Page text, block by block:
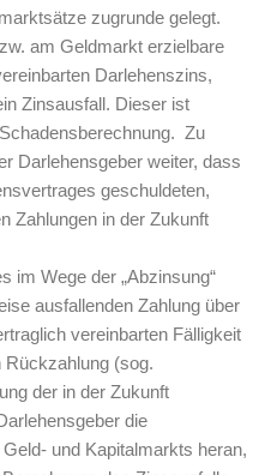
zugrunde gelegt.
am Geldmarkt erzielbare
Darlehenszins,
Zinsausfall. Dieser ist
Zu
Darlehensgeber weiter, dass
geschuldeten,
Zahlungen in der Zukunft
im Wege der „Abzinsung“
ausfallenden Zahlung über
vereinbarten Fälligkeit
Rückzahlung (sog.
der in der Zukunft
die
und Kapitalmarkts heran,